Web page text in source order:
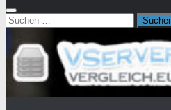
Suchen
nach: